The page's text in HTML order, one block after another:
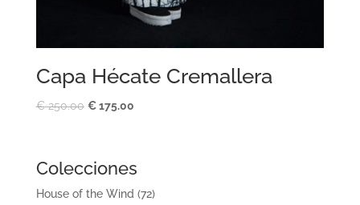
Capa Hécate Cremallera
€250.00 El
era:
€ 250.00.
€175.00El
€ 175.00.
Colecciones
House of the Wind (72)